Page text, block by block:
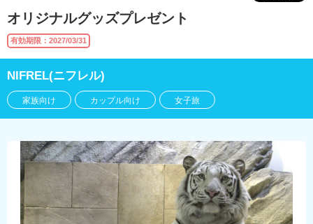
オリジナルグッズプレゼント
有効期限：2027/03/31
NIFREL(ニフレル)
家族向け カップル向け 女子旅